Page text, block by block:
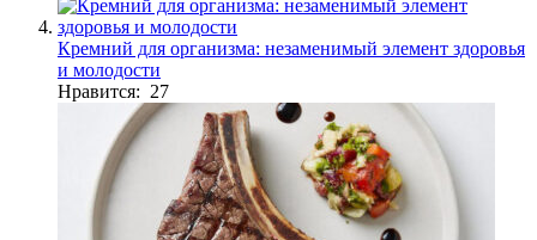
Кремний для организма: незаменимый элемент здоровья
и молодости
Нравится: 27